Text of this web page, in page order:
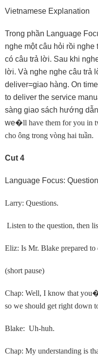
Vietnamese Explanation
Trong phần Language
nghe một câu hỏi rồi nghe
có câu trả lời. Sau khi
lời. Và nghe nghe câu trả
deliver=giao hàng. On
to deliver the service
sàng giao sách hướng
we�ll have them for you in
cho ông trong vòng hai tuần.
Cut 4
Language Focus:
Larry: Questions.
Listen to the question, then
Eliz: Is Mr. Blake prepared to
(short pause)
Chap: Well, I know that you
so we should get right down
Blake: Uh-huh.
Chap: My understanding is